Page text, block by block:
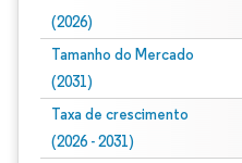
(2026)
Tamanho do Mercado
(2031)
Taxa de crescimento
(2026 - 2031)